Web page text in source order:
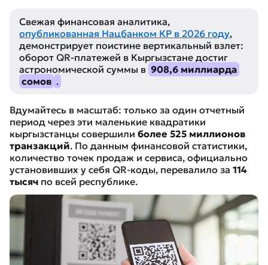
Свежая финансовая аналитика,
опубликованная Нацбанком КР в 2026 году,
демонстрирует поистине вертикальный взлет:
оборот QR-платежей в Кыргызстане достиг
астрономической суммы в 908,6 миллиарда
сомов .
Вдумайтесь в масштаб: только за один отчетный
период через эти маленькие квадратики
кыргызстанцы совершили более 525 миллионов
транзакций. По данным финансовой статистики,
количество точек продаж и сервиса, официально
установивших у себя QR-коды, перевалило за 114
тысяч по всей республике.